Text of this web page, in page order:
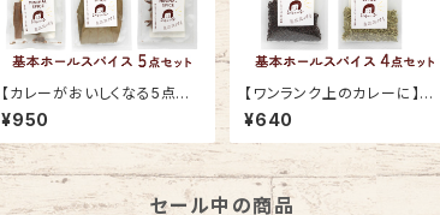
【カレーがおいしくなる5点セ
ット】基本のホールスパイス 5
種類 （カルダモン、クローブ、
シナモン、ベイリーフ、スターア
ニス） ミニスパ！ MINIMAL S
PICE ★
¥950
【ワンランク上のカレーに】本
格ホールスパイス 4点セット
（マスタードシード、フェヌグリ
ーク、クミンシード、フェンネ
ル） ミニスパ！ MINIMAL SPI
CE ★
¥640
セール中の商品